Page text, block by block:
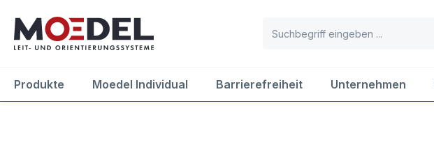
Hauptinhalt springen
Zur Suche springen
Zur Hauptnavigation springen
Produkte Moedel Individual Barrierefreiheit Unternehmen